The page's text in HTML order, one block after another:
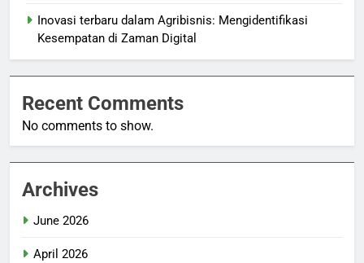
Inovasi terbaru dalam Agribisnis: Mengidentifikasi
Kesempatan di Zaman Digital
Recent Comments
No comments to show.
Archives
June 2026
April 2026